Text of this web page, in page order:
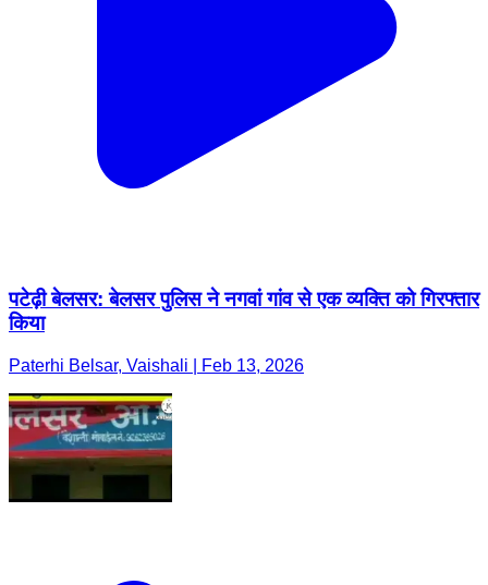
पटेढ़ी बेलसर: बेलसर पुलिस ने नगवां गांव से एक व्यक्ति को गिरफ्तार
किया
Paterhi Belsar, Vaishali | Feb 13, 2026